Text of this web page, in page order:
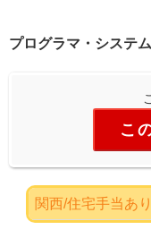
プログラマ・システ
こ
関西/住宅手当あ